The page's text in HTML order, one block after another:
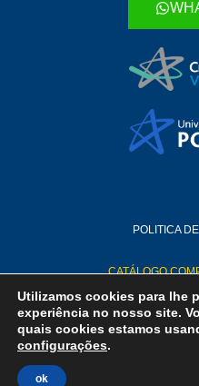
POLITICA
CATÁLOGO
PUBLICIDADE EXCLUSIVA
HAUER -
Utilizamos cookies para lhe
experiência no nosso site.
quais cookies estamos
configurações.
ok